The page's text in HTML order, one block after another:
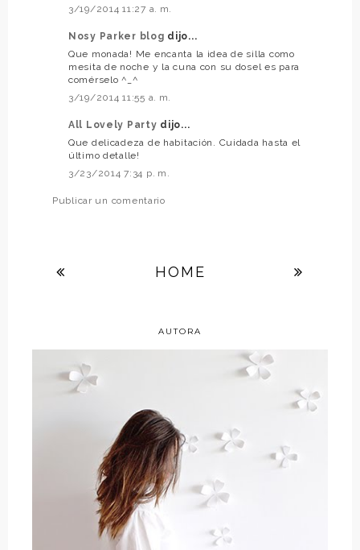
3/19/2014 11:27 a. m.
Nosy Parker blog dijo...
Que monada! Me encanta la idea de silla como
mesita de noche y la cuna con su dosel es para
comérselo ^_^
3/19/2014 11:55 a. m.
All Lovely Party dijo...
Que delicadeza de habitación. Cuidada hasta el
último detalle!
3/23/2014 7:34 p. m.
Publicar un comentario
HOME
AUTORA